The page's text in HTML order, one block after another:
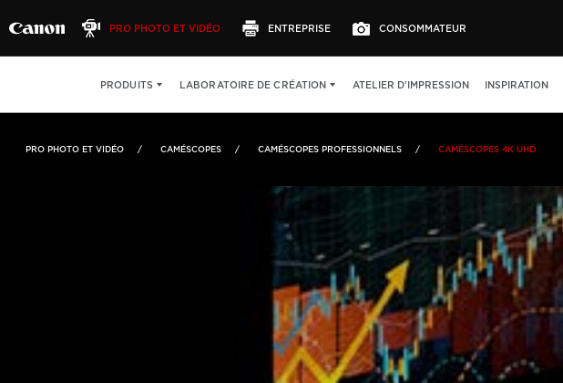
PRO PHOTO ET VIDÉO ENTREPRISE CONSOMMATEUR
PRODUITS LABORATOIRE DE CRÉATION ATELIER D’IMPRESSION INSPIRATION
PRO PHOTO ET VIDÉO CAMÉSCOPES CAMÉSCOPES PROFESSIONNELS CAMÉSCOPES 4K UHD